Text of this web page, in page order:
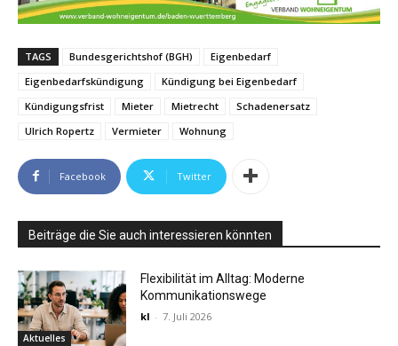
TAGS Bundesgerichtshof (BGH)
Eigenbedarf
Eigenbedarfskündigung
Kündigung bei Eigenbedarf
Kündigungsfrist
Mieter Mietrecht
Schadenersatz
Ulrich Ropertz
Vermieter Wohnung
Facebook Twitter
Beiträge die Sie auch interessieren könnten
Aktuelles
Flexibilität im Alltag: Moderne
Kommunikationswege
kl - 7. Juli 2026